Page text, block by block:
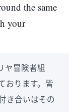
the same
your
ヤ冒険者組
おります。皆
き合いはその